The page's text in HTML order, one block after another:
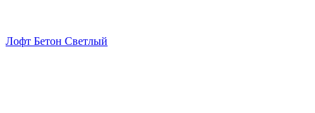
Лофт Бетон Светлый